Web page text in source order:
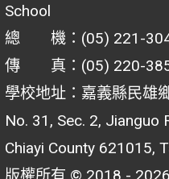
School
總 機：(05) 221-
傳 真：(05) 220-
學校地址：嘉義縣民雄
No. 31, Sec. 2, Jianguo
Chiayi County 621015,
版權所有 © 2018 - 2026